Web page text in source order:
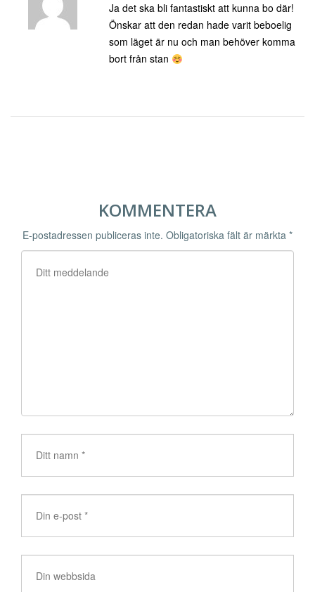
Ja det ska bli fantastiskt att kunna bo där!
Önskar att den redan hade varit beboelig
som läget är nu och man behöver komma
bort från stan
KOMMENTERA
E-postadressen publiceras inte. Obligatoriska fält är märkta *